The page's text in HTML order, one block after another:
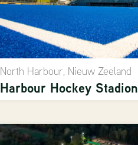
North Harbour, Nieuw Zeeland
Harbour Hockey Stadion